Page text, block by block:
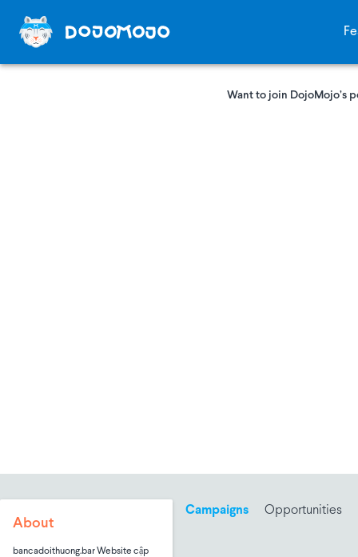
Want to join DojoMojo’s
About
bancadoithuong.bar Website cập
Campaigns Opportunities